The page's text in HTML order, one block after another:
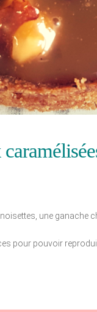
une ganache
pour pouvoir